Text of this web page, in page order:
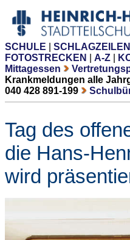
SCHULE SCHLAGZEILEN
FOTOSTRECKEN
A-Z
Mittagessen
Krankmeldungen alle
040 428 891-199
Tag des
die Hans-
wird